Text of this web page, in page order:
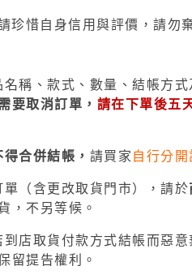
N 系列 環保
SVC系列 軟
工具系列
溶劑
OB系列 基本
TP系列 亮光
珍惜自身信用與評價，請勿
名稱、款式、數量、結帳方式
要取消訂單， 請在下單後五
得合併結帳 ， 請買家 自行分開
單（含更改取貨門市），請於
，不另等候。
到店取貨付款 方式結帳而惡
留提告權利 。